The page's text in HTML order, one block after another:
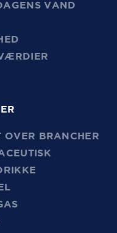
VAND
OVER BRANCHER